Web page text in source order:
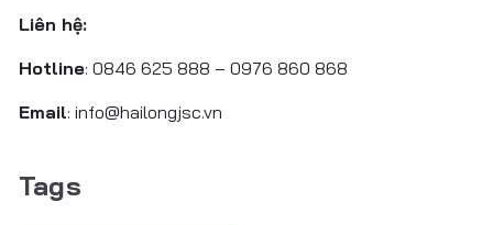
Liên hệ:
Hotline: 0846 625 888 – 0976 860 868
Email: info@hailongjsc.vn
Tags